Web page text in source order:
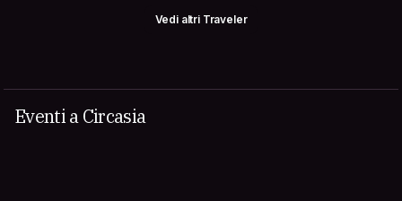
Vedi altri Traveler
Eventi a Circasia